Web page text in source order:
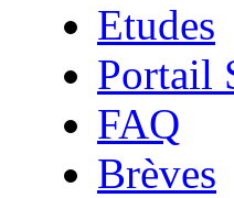
Etudes
Portail
FAQ
Brèves